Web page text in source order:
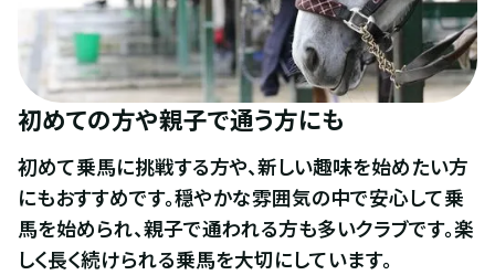
初めての方や親子で通う方にも
初めて乗馬に挑戦する方や、新しい趣味を始めたい方
にもおすすめです。穏やかな雰囲気の中で安心して乗
馬を始められ、親子で通われる方も多いクラブです。楽
しく長く続けられる乗馬を大切にしています。